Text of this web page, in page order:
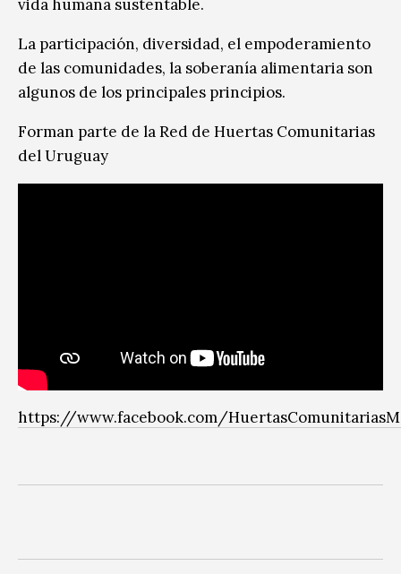
vida humana sustentable.
La participación, diversidad, el empoderamiento
de las comunidades, la soberanía alimentaria son
algunos de los principales principios.
Forman parte de la Red de Huertas Comunitarias
del Uruguay
https://www.facebook.com/